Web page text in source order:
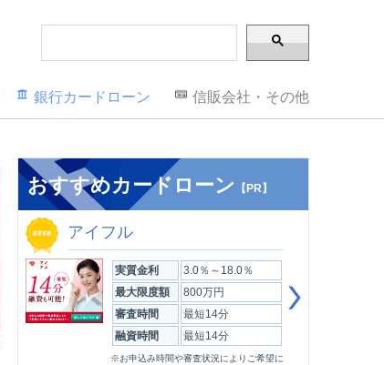
銀行カードローン 信販会社・その他
おすすめカードローン 【PR】
アイフル
実質金利 3.0％～18.0％
最大限度額 800万円
審査時間 最短14分
融資時間 最短14分
※お申込み時間や審査状況によりご希望に